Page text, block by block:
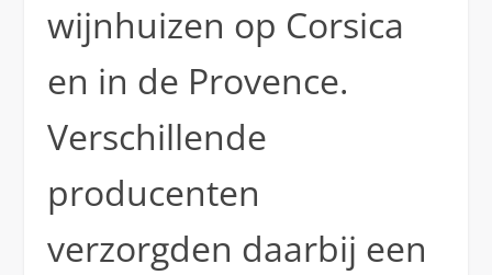
wijnhuizen op Corsica
en in de Provence.
Verschillende
producenten
verzorgden daarbij een